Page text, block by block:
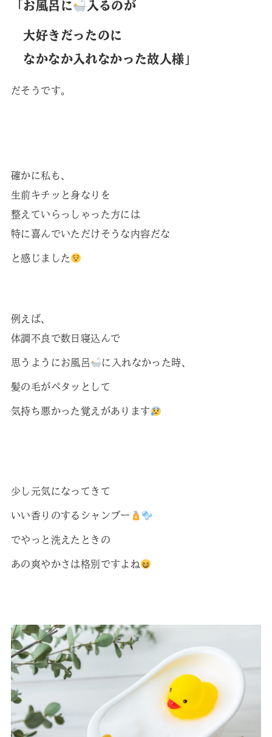
「お風呂に 入るのが
大好きだったのに
なかなか入れなかった故人様」
だそうです。
確かに私も、
生前キチッと身なりを
整えていらっしゃった方には
特に喜んでいただけそうな内容だな
と感じました
例えば、
体調不良で数日寝込んで
思うようにお風呂 に入れなかった時、
髪の毛がペタッとして
気持ち悪かった覚えがあります
少し元気になってきて
いい香りのするシャンプー
でやっと洗えたときの
あの爽やかさは格別ですよね